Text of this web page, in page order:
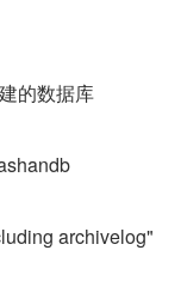
的数据库
archivelog"